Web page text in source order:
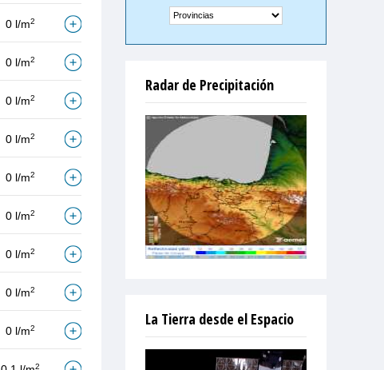
0 l/m2
0 l/m2
0 l/m2
0 l/m2
0 l/m2
0 l/m2
0 l/m2
0 l/m2
0 l/m2
2
Radar de Precipitación
La Tierra desde el Espacio